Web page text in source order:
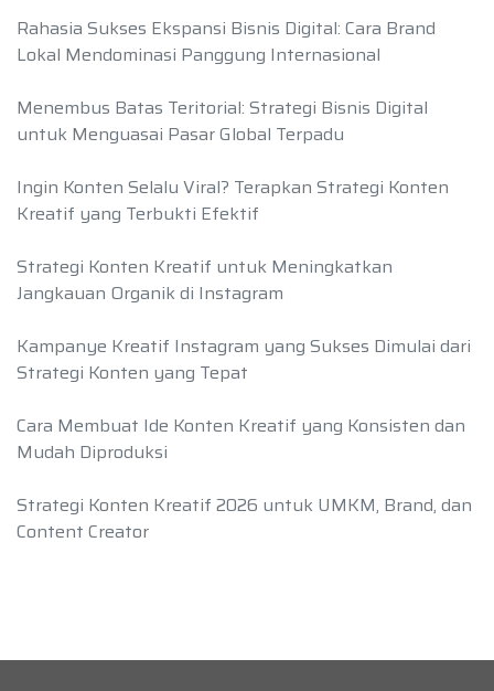
Rahasia Sukses Ekspansi Bisnis Digital: Cara Brand
Lokal Mendominasi Panggung Internasional
Menembus Batas Teritorial: Strategi Bisnis Digital
untuk Menguasai Pasar Global Terpadu
Ingin Konten Selalu Viral? Terapkan Strategi Konten
Kreatif yang Terbukti Efektif
Strategi Konten Kreatif untuk Meningkatkan
Jangkauan Organik di Instagram
Kampanye Kreatif Instagram yang Sukses Dimulai dari
Strategi Konten yang Tepat
Cara Membuat Ide Konten Kreatif yang Konsisten dan
Mudah Diproduksi
Strategi Konten Kreatif 2026 untuk UMKM, Brand, dan
Content Creator